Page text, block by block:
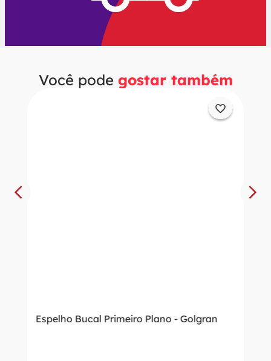
Você pode gostar também
Espelho Bucal Primeiro Plano - Golgran